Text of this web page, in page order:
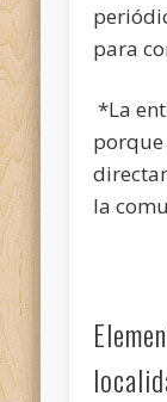
para
*La
porque
la